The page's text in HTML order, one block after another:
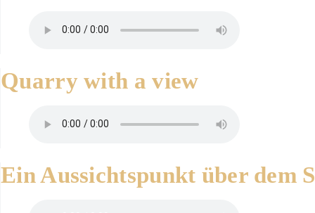
Quarry with a view
Ein Aussichtspunkt über dem